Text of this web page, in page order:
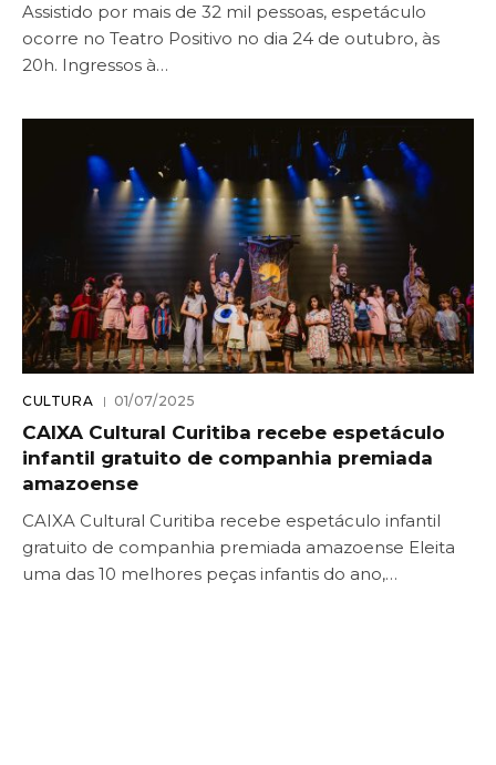
Assistido por mais de 32 mil pessoas, espetáculo
ocorre no Teatro Positivo no dia 24 de outubro, às
20h. Ingressos à…
CULTURA 01/07/2025
CAIXA Cultural Curitiba recebe espetáculo
infantil gratuito de companhia premiada
amazoense
CAIXA Cultural Curitiba recebe espetáculo infantil
gratuito de companhia premiada amazoense Eleita
uma das 10 melhores peças infantis do ano,…